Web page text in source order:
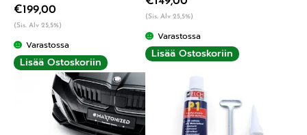
€199,00
(Sis. Alv 25,5%)
Varastossa
Lisää Ostoskoriin
(Sis. Alv 25,5%)
Varastossa
Lisää Ostoskoriin